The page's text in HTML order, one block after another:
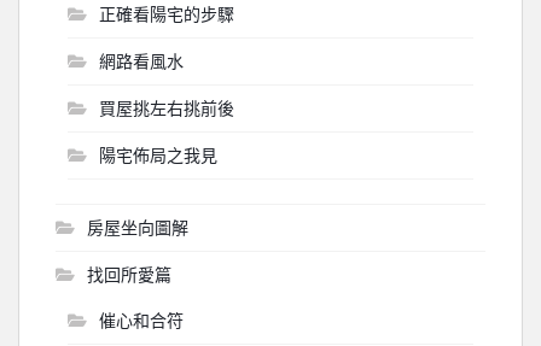
正確看陽宅的步驟
網路看風水
買屋挑左右挑前後
陽宅佈局之我見
房屋坐向圖解
找回所愛篇
催心和合符